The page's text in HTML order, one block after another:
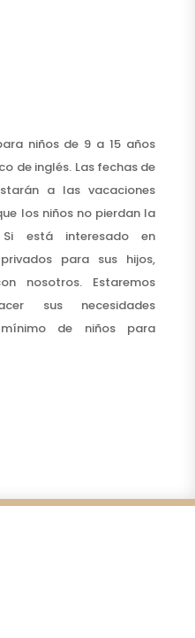
niños de 9 a 15 años
de inglés. Las fechas de
a las vacaciones
los niños no pierdan la
Si está interesado en
para sus hijos,
nosotros. Estaremos
sus necesidades
de niños para